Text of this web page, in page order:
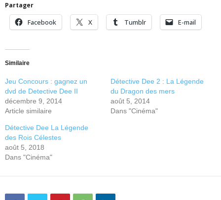
Partager
Facebook X Tumblr E-mail
Similaire
Jeu Concours : gagnez un
dvd de Detective Dee II
décembre 9, 2014
Article similaire
Détective Dee 2 : La Légende
du Dragon des mers
août 5, 2014
Dans "Cinéma"
Détective Dee La Légende
des Rois Célestes
août 5, 2018
Dans "Cinéma"